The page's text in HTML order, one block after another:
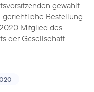
gewählt.
gerichtliche Bestellung
Mitglied des
der Gesellschaft.